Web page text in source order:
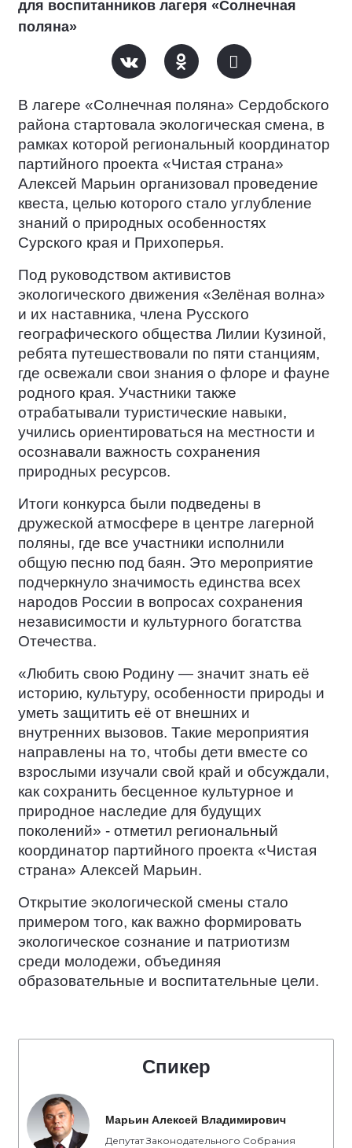
для воспитанников лагеря «Солнечная
поляна»
В лагере «Солнечная поляна» Сердобского
района стартовала экологическая смена, в
рамках которой региональный координатор
партийного проекта «Чистая страна»
Алексей Марьин организовал проведение
квеста, целью которого стало углубление
знаний о природных особенностях
Сурского края и Прихоперья.
Под руководством активистов
экологического движения «Зелёная волна»
и их наставника, члена Русского
географического общества Лилии Кузиной,
ребята путешествовали по пяти станциям,
где освежали свои знания о флоре и фауне
родного края. Участники также
отрабатывали туристические навыки,
учились ориентироваться на местности и
осознавали важность сохранения
природных ресурсов.
Итоги конкурса были подведены в
дружеской атмосфере в центре лагерной
поляны, где все участники исполнили
общую песню под баян. Это мероприятие
подчеркнуло значимость единства всех
народов России в вопросах сохранения
независимости и культурного богатства
Отечества.
«Любить свою Родину — значит знать её
историю, культуру, особенности природы и
уметь защитить её от внешних и
внутренних вызовов. Такие мероприятия
направлены на то, чтобы дети вместе со
взрослыми изучали свой край и обсуждали,
как сохранить бесценное культурное и
природное наследие для будущих
поколений» - отметил региональный
координатор партийного проекта «Чистая
страна» Алексей Марьин.
Открытие экологической смены стало
примером того, как важно формировать
экологическое сознание и патриотизм
среди молодежи, объединяя
образовательные и воспитательные цели.
Спикер
Марьин Алексей Владимирович
Депутат Законодательного Собрания